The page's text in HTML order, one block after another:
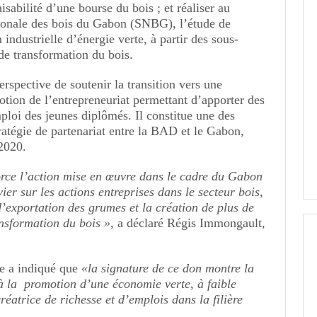
d’une bourse du bois ; et réaliser au
des bois du Gabon (SNBG), l’étude de
d’énergie verte, à partir des sous-
transformation du bois.
de soutenir la transition vers une
de l’entrepreneuriat permettant d’apporter des
des jeunes diplômés. Il constitue une des
de partenariat entre la BAD et le Gabon,
l’action mise en œuvre dans le cadre du Gabon
sur les actions entreprises dans le secteur bois,
des grumes et la création de plus de
du bois »,a déclaré Régis Immongault,
a indiqué que «la signature de ce don montre la
la promotion d’une économie verte, à faible
de richesse et d’emplois dans la filière